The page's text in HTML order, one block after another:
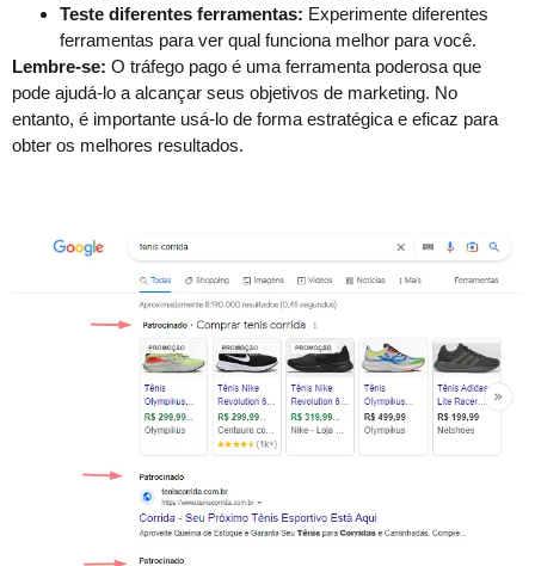
Teste diferentes ferramentas: Experimente diferentes
ferramentas para ver qual funciona melhor para você.
Lembre-se: O tráfego pago é uma ferramenta poderosa que
pode ajudá-lo a alcançar seus objetivos de marketing. No
entanto, é importante usá-lo de forma estratégica e eficaz para
obter os melhores resultados.